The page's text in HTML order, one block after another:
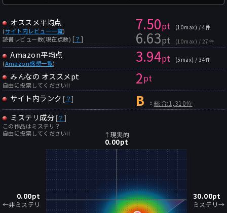
オススメ平均点
(サイト内レビュー一覧)
読書レビュー数(現在点数) [？ ]
7.50pt (10max) / 4件
6.63pt (10max) / 27件
Amazon平均点
(Amazon感想一覧) 3.94pt (5max) / 34件
みんなの オススメpt
自由に投票してください!! 2pt
サイト内ランク [ ？] B ：総合:1,310位
ミステリ成分 [？ ]
この作品はミステリ？
自由に投票してください!!
↑現実的
0.00pt
0.00pt
←非ミステリ
30.00pt
ミステリ→